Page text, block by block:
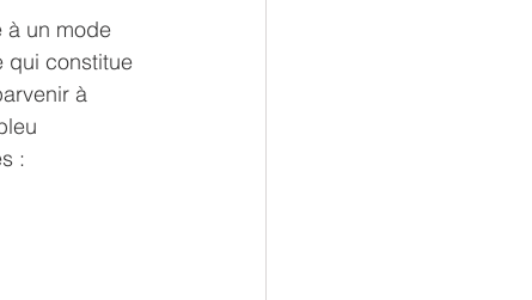
à un mode
qui constitue
à
: